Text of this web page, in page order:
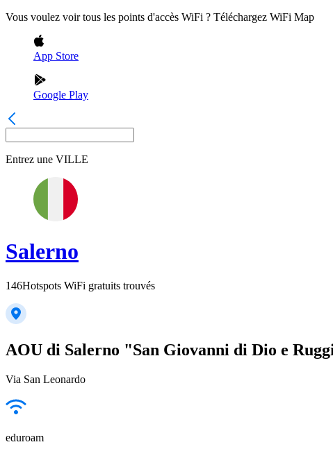
Vous voulez voir tous les points d'accès WiFi ? Téléchargez WiFi Map
App Store
Google Play
Entrez une VILLE
Salerno
146Hotspots WiFi gratuits trouvés
AOU di Salerno "San Giovanni di Dio e
Via San Leonardo
eduroam